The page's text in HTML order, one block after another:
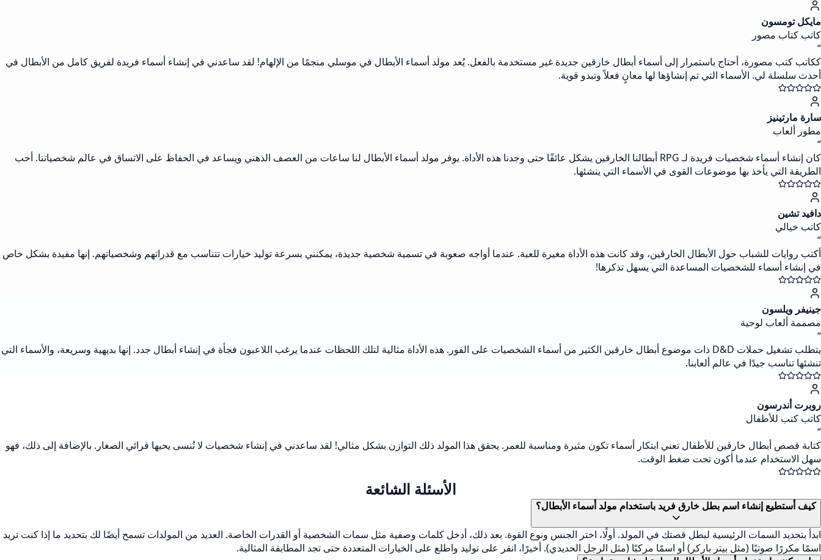
مايكل تومسون
كاتب كتاب مصور
“
ككاتب كتب مصورة، أحتاج باستمرار إلى أسماء أبطال خارقين جديدة غير مستخدمة بالفعل. يُعد مولد أسماء الأبطال في موسلي منجمًا من الإلهام! لقد ساعدني في إنشاء أسماء فريدة لفريق كامل من الأبطال في
أحدث سلسلة لي. الأسماء التي تم إنشاؤها لها معانٍ فعلاً وتبدو قوية.
سارة مارتينيز
مطور ألعاب
“
كان إنشاء أسماء شخصيات فريدة لـ RPG أبطالنا الخارقين يشكل عائقًا حتى وجدنا هذه الأداة. يوفر مولد أسماء الأبطال لنا ساعات من العصف الذهني ويساعد في الحفاظ على الاتساق في عالم شخصياتنا. أحب
الطريقة التي يأخذ بها موضوعات القوى في الأسماء التي ينشئها.
دافيد تشين
كاتب خيالي
“
أكتب روايات للشباب حول الأبطال الخارقين، وقد كانت هذه الأداة مغيرة للعبة. عندما أواجه صعوبة في تسمية شخصية جديدة، يمكنني بسرعة توليد خيارات تتناسب مع قدراتهم وشخصياتهم. إنها مفيدة بشكل خاص
في إنشاء أسماء للشخصيات المساعدة التي يسهل تذكرها!
جينيفر ويلسون
مصممة ألعاب لوحية
“
يتطلب تشغيل حملات D&D ذات موضوع أبطال خارقين الكثير من أسماء الشخصيات على الفور. هذه الأداة مثالية لتلك اللحظات عندما يرغب اللاعبون فجأة في إنشاء أبطال جدد. إنها بديهية وسريعة، والأسماء التي
تنشئها تناسب جيدًا في عالم ألعابنا.
روبرت أندرسون
كاتب كتب للأطفال
“
كتابة قصص أبطال خارقين للأطفال تعني ابتكار أسماء تكون مثيرة ومناسبة للعمر. يحقق هذا المولد ذلك التوازن بشكل مثالي! لقد ساعدني في إنشاء شخصيات لا تُنسى يحبها قرائي الصغار. بالإضافة إلى ذلك، فهو
سهل الاستخدام عندما أكون تحت ضغط الوقت.
الأسئلة الشائعة
كيف أستطيع إنشاء اسم بطل خارق فريد باستخدام مولد أسماء الأبطال؟
ابدأ بتحديد السمات الرئيسية لبطل قصتك في المولد. أولًا، اختر الجنس ونوع القوة. بعد ذلك، أدخل كلمات وصفية مثل سمات الشخصية أو القدرات الخاصة. العديد من المولدات تسمح أيضًا لك بتحديد ما إذا كنت تريد
اسمًا مكررًا صوتيًا (مثل بيتر باركر) أو اسمًا مركبًا (مثل الرجل الحديدي). أخيرًا، انقر على توليد واطلع على الخيارات المتعددة حتى تجد المطابقة المثالية.